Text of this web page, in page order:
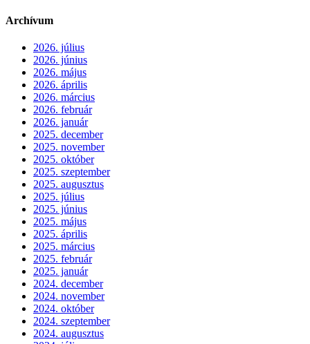
Archívum
2026. július
2026. június
2026. május
2026. április
2026. március
2026. február
2026. január
2025. december
2025. november
2025. október
2025. szeptember
2025. augusztus
2025. július
2025. június
2025. május
2025. április
2025. március
2025. február
2025. január
2024. december
2024. november
2024. október
2024. szeptember
2024. augusztus